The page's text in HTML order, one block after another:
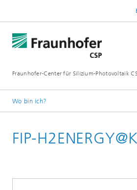
Fraunhofer-Center für Silizium-Photovoltaik
Wo bin ich?
Kompetenzfelder
FIP-